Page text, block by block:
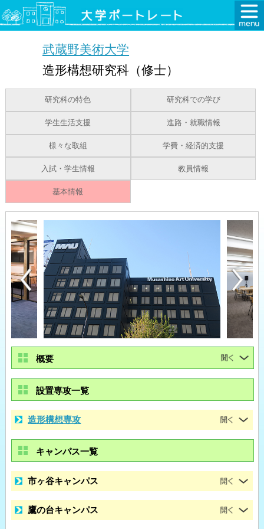
武蔵野美術大学
造形構想研究科（修士）
研究科の特色 研究科での学び
学生生活支援 進路・就職情報
様々な取組 学費・経済的支援
入試・学生情報 教員情報
基本情報
概要
設置専攻一覧
造形構想専攻
キャンパス一覧
市ヶ谷キャンパス
鷹の台キャンパス